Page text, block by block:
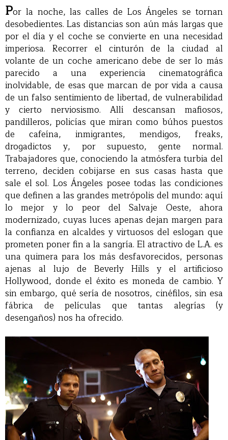
Por la noche, las calles de Los Ángeles se tornan
desobedientes. Las distancias son aún más largas que
por el día y el coche se convierte en una necesidad
imperiosa. Recorrer el cinturón de la ciudad al
volante de un coche americano debe de ser lo más
parecido a una experiencia cinematográfica
inolvidable, de esas que marcan de por vida a causa
de un falso sentimiento de libertad, de vulnerabilidad
y cierto nerviosismo. Allí descansan mafiosos,
pandilleros, policías que miran como búhos puestos
de cafeína, inmigrantes, mendigos, freaks,
drogadictos y, por supuesto, gente normal.
Trabajadores que, conociendo la atmósfera turbia del
terreno, deciden cobijarse en sus casas hasta que
sale el sol. Los Ángeles posee todas las condiciones
que definen a las grandes metrópolis del mundo: aquí
lo mejor y lo peor del Salvaje Oeste, ahora
modernizado, cuyas luces apenas dejan margen para
la confianza en alcaldes y virtuosos del eslogan que
prometen poner fin a la sangría. El atractivo de L.A. es
una quimera para los más desfavorecidos, personas
ajenas al lujo de Beverly Hills y el artificioso
Hollywood, donde el éxito es moneda de cambio. Y
sin embargo, qué sería de nosotros, cinéfilos, sin esa
fábrica de películas que tantas alegrías (y
desengaños) nos ha ofrecido.